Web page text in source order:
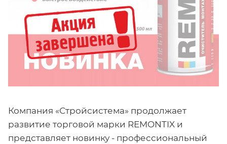
Компания «Стройсистема» продолжает
развитие торговой марки REMONTIX и
представляет новинку - профессиональный